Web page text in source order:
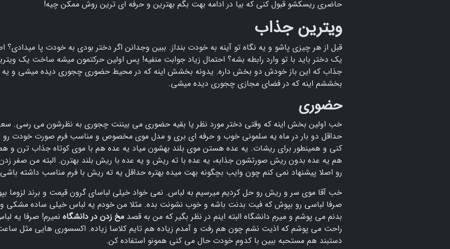
حاضری ریسکشو قبول کنی که بیا در ادامه بهت بگم بهترین و حرفه ای ترین روش ممکن چیه!
ویترین جذاب
قبل از هر چیزی پاشو و یه نگاه تو آینه به خودت بنداز. ببین وجدانن اگر دختر بودی به خودت پا میدادی؟
یک دختر باید با تو وارد رابطه بشه؟ احتمال زیاد جوابت منفیه! پس اولین حرکتمون میشه ساخت یک
جذاب که این باز خودش دو بخش داره. یدونه بخشش اینه که در محیط حضوری چجوری دیده میشی و یه
بخششم اینه که در فضای مجازی چجوری دیده میشی.
حضوری
خب اولین بخش اینه که وقتی دختر مورد نظر یا بقیه حضوری می بیننت چجوری به نظرشون می رسی.
حداقل دو بار در ماه یه سلمونی خوب و حرفه ای بری و مدل موی مخصوص و مناسب فرم صورت خودت رو
کنی و همینطور برای ریشات. یه عده هستن موی بلند بهشون میاد یه عده هم با موی کوتاه جذاب ترن و
هم یه عده بدون ریش صورتشون جذابه، یه عده با ته ریش و یه عده با ریش بلند بهترن. البته من صفر
رو اصلا پیشنهاد نمی کنم چون وایب بچگونه بهت میده بهتره حداقل یه ته ریش با فرم مناسب داشته
خب آقا موی سر و ریش رو حل کردیم میرسیم به لباس. نمی خواد خیلی لباسای گرون قیمت و برند لزوما
صرفا لباسی رو بپوش که فیت بدنت باشه و خوب نشونت بده. مثلا من خودم یه لباس خیلی ساده مشکی
بدنم می پوشم و میرم دانشگاه البته اینم در نظر بگیر که من به قصد مخ زدن در دانشگاه نمیرم! صرفا یه
راحت می پوشم که اذیت نشم چون هم رفت و آمدم زیاده هم تایم کلاسا زیاده. اکسسوری هایی مثل
دستبند هم مستحبه ببین با کدوم خودت حال می کنی همونو استفاده کن.